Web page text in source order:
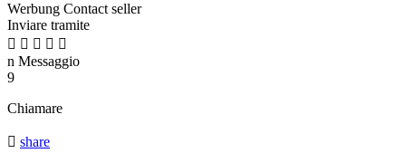
Werbung Contact seller
Inviare tramite
    
n Messaggio
9
Chiamare
 share